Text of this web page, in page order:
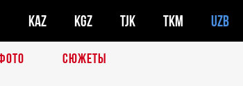
KAZ KGZ TJK TKM UZB
СЮЖЕТЫ